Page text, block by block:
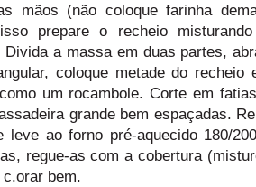
mãos (não coloque farinha
prepare o recheio
a massa em duas partes,
coloque metade do recheio
um rocambole. Corte em
grande bem espaçadas.
ao forno pré-aquecido 180/
regue-as com a cobertura
bem.